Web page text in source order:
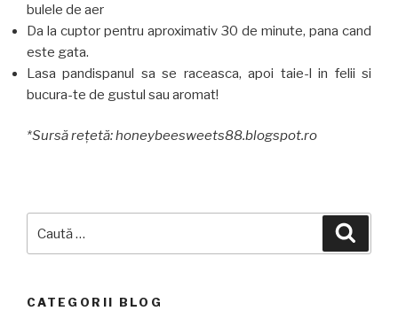
bulele de aer
Da la cuptor pentru aproximativ 30 de minute, pana cand
este gata.
Lasa pandispanul sa se raceasca, apoi taie-l in felii si
bucura-te de gustul sau aromat!
*Sursă reţetă: honeybeesweets88.blogspot.ro
după:
CATEGORII BLOG